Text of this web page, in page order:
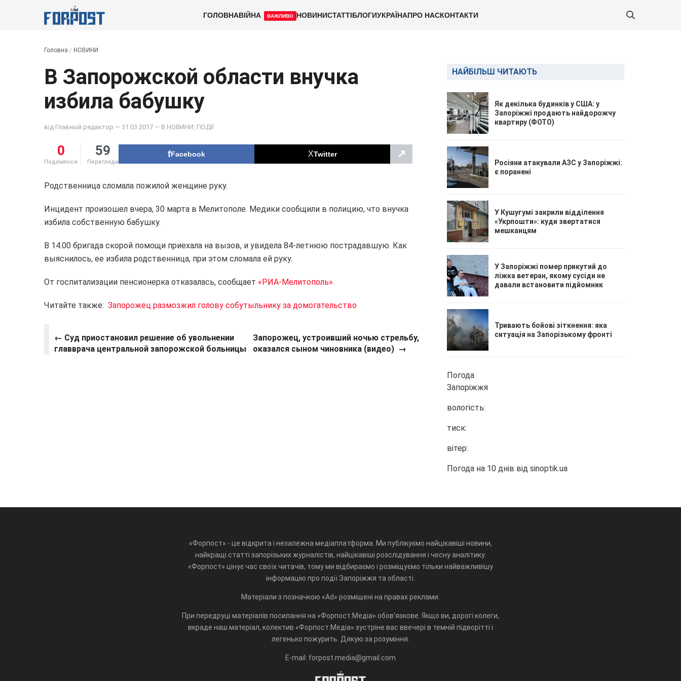
ГОЛОВНАВІЙНА ВАЖЛИВО НОВИНИСТАТТІБЛОГИУКРАЇНАПРО НАСКОНТАКТИ
Головна / НОВИНИ
В Запорожской области внучка
избила бабушку
від Главный редактор — 31.03.2017 — В НОВИНИ ПОДІЇ
0
Поділилося
59
Перегляди
Facebook Twitter ↗
Родственница сломала пожилой женщине руку.
Инцидент произошел вчера, 30 марта в Мелитополе. Медики сообщили в полицию, что внучка
избила собственную бабушку.
В 14.00 бригада скорой помощи приехала на вызов, и увидела 84-летнюю пострадавшую. Как
выяснилось, ее избила родственница, при этом сломала ей руку.
От госпитализации пенсионерка отказалась, сообщает «РИА-Мелитополь».
Читайте также: Запорожец размозжил голову собутыльнику за домогательство
← Суд приостановил решение об увольнении
главврача центральной запорожской больницы
Запорожец, устроивший ночью стрельбу,
оказался сыном чиновника (видео) →
НАЙБІЛЬШ ЧИТАЮТЬ
Як декілька будинків у США: у
Запоріжжі продають найдорожчу
квартиру (ФОТО)
Росіяни атакували АЗС у Запоріжжі:
є поранені
У Кушугумі закрили відділення
«Укрпошти»: куди звертатися
мешканцям
У Запоріжжі помер прикутий до
ліжка ветеран, якому сусіди не
давали встановити підйомник
Тривають бойові зіткнення: яка
ситуація на Запорізькому фронті
Погода
Запоріжжя
вологість:
тиск:
вітер:
Погода на 10 днів від sinoptik.ua
«Форпост» - це відкрита і незалежна медіаплатформа. Ми публікуємо найцікавіші новини,
найкращі статті запорізьких журналістів, найцікавіші розслідування і чесну аналітику.
«Форпост» цінує час своїх читачів, тому ми відбираємо і розміщуємо тільки найважливішу
інформацію про події Запоріжжя та області.
Матеріали з позначкою «Ad» розміщені на правах реклами.
При передруці матеріалів посилання на «Форпост.Медіа» обов'язкове. Якщо ви, дорогі колеги,
вкраде наш матеріал, колектив «Форпост.Медіа» зустріне вас ввечері в темній підворітті і
легенько пожурить. Дякую за розуміння.
E-mail: forpost.media@gmail.com